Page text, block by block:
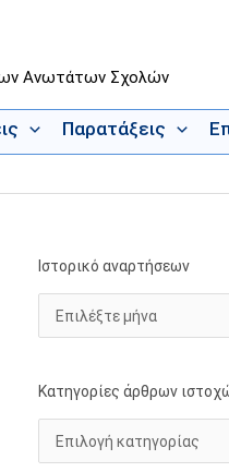
Ανωτάτων Σχολών
Παρατάξεις
Ιστορικό αναρτήσεων
Ι
σ
ρ
ι
Κατηγορίες άρθρων
Κ
α
γ
ο